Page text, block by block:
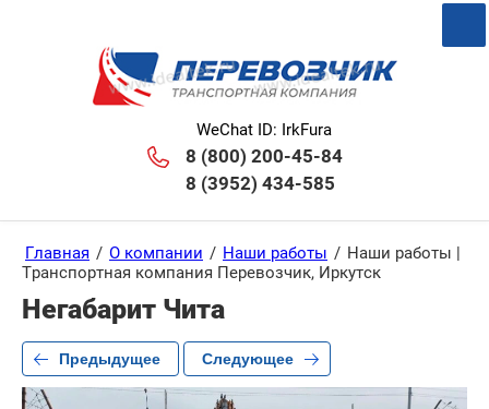
WeChat ID: IrkFura
8 (800) 200-45-84
8 (3952) 434-585
Главная / О компании / Наши работы / Наши работы |
Транспортная компания Перевозчик, Иркутск
Негабарит Чита
Предыдущее Следующее